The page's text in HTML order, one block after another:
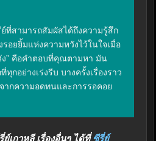
ที่สามารถสัมผัสได้ถึงความรู้สึก
อยยิ้มแห่งความหวังไว้ในใจเมื่อ
ง” คือคำตอบที่คุณตามหา มัน
กอย่างเร่งรีบ บางครั้งเรื่องราว
ากความอดทนและการรอคอย
เกาหลี เรื่องอื่นๆ ได้ที่ซีรี่ย์